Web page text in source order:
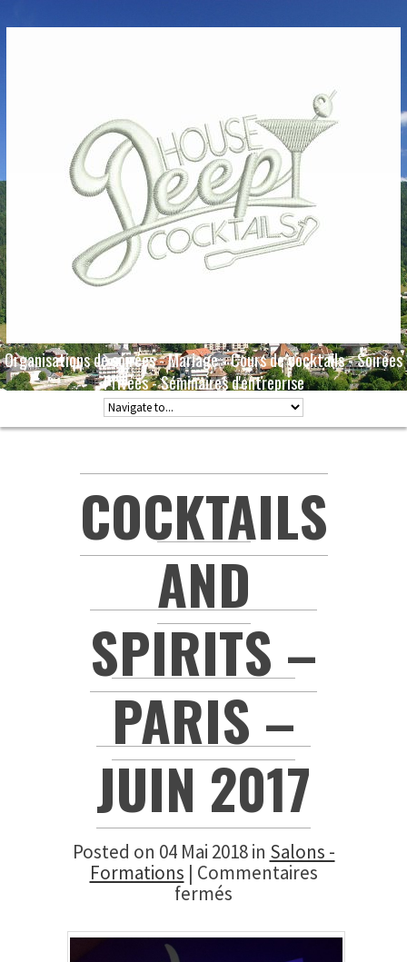
Organisations de soirées - Mariage - Cours de cocktails - Soirées
Privées - Séminaires d'entreprise
COCKTAILS
AND
SPIRITS –
PARIS –
JUIN 2017
Posted on 04 Mai 2018 in Salons -
Formations | Commentaires
fermés
and